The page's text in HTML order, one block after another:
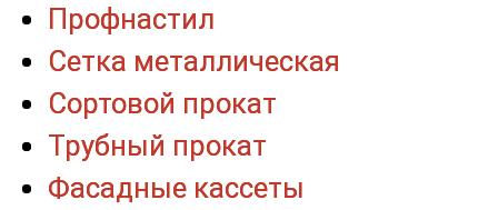
Профнастил
Сетка металлическая
Сортовой прокат
Трубный прокат
Фасадные кассеты
Профнастил
Сетка металлическая
Сортовой прокат
Трубный прокат
Фасадные кассеты